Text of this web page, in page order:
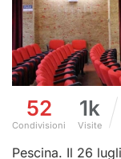
52
Condivisioni
1k
Visite
Pescina. Il 26